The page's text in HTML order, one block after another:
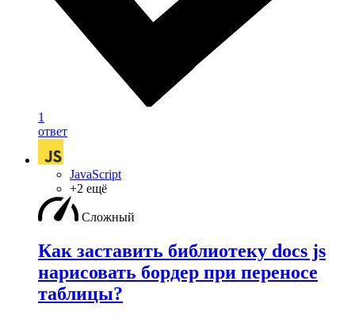
1
ответ
JavaScript
+2 ещё
Сложный
Как заставить библиотеку docs js
нарисовать бордер при переносе
таблицы?